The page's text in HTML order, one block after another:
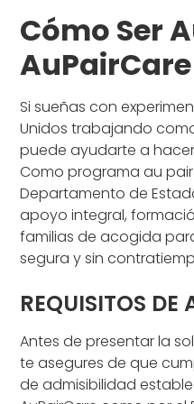
Cómo Ser
AuPairCare
Si sueñas con
Unidos trabajando
puede ayudarte a
Como programa au
Departamento de
apoyo integral,
familias de acogida
segura y sin
REQUISITOS DE
Antes de presentar la
te asegures de que
de admisibilidad